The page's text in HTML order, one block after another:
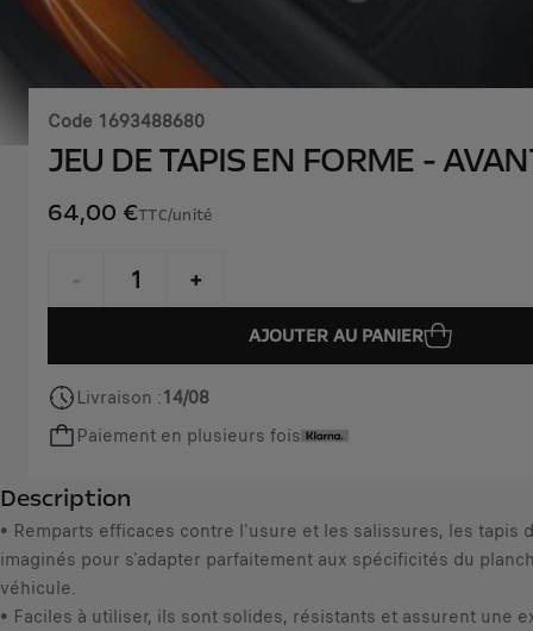
Code 1693488680
JEU DE TAPIS EN FORME -
64,00 €
i
e
i
s
6
,
0
0
€
T
TTC/unité
-
+
a
n
t
t
y
u
p
d
AJOUTER AU PANIER
Livraison :14/08
Paiement en plusieurs fois
Description
• Remparts efficaces contre l'usure et les salissures, les tapis
imaginés pour s'adapter parfaitement aux spécificités du
véhicule.
• Faciles à utiliser, ils sont solides, résistants et assurent une